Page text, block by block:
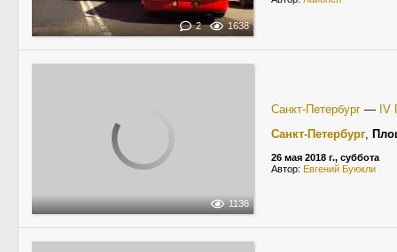
2 1638
1136
Санкт-Петербург — IV
Санкт-Петербург,
26 мая 2018 г., суббота
Автор: Евгений Буюкли